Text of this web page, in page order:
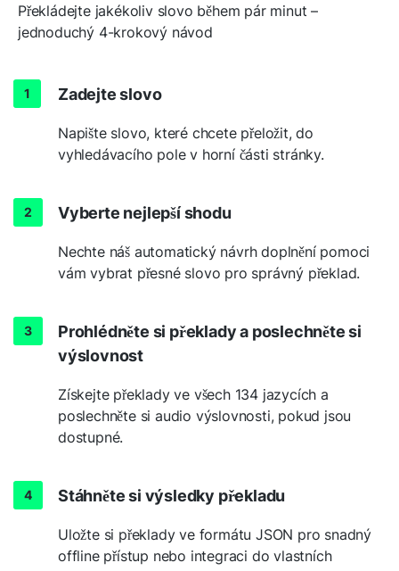
Překládejte jakékoliv slovo během pár minut –
jednoduchý 4-krokový návod
Zadejte slovo
Napište slovo, které chcete přeložit, do
vyhledávacího pole v horní části stránky.
Vyberte nejlepší shodu
Nechte náš automatický návrh doplnění pomoci
vám vybrat přesné slovo pro správný překlad.
Prohlédněte si překlady a poslechněte si
výslovnost
Získejte překlady ve všech 134 jazycích a
poslechněte si audio výslovnosti, pokud jsou
dostupné.
Stáhněte si výsledky překladu
Uložte si překlady ve formátu JSON pro snadný
offline přístup nebo integraci do vlastních